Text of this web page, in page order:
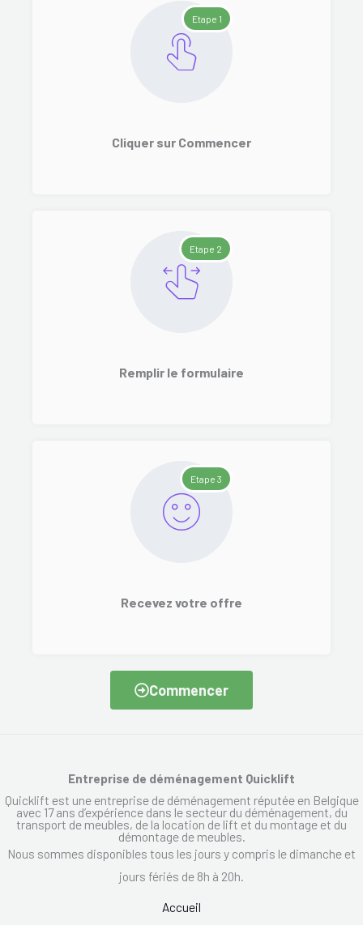
Etape 1
Cliquer sur Commencer
Etape 2
Remplir le formulaire
Etape 3
Recevez votre offre
Commencer
Entreprise de déménagement Quicklift
Quicklift est une entreprise de déménagement réputée en Belgique
avec 17 ans d’expérience dans le secteur du déménagement, du
transport de meubles, de la location de lift et du montage et du
démontage de meubles.
Nous sommes disponibles tous les jours y compris le dimanche et
jours fériés de 8h à 20h.
Accueil